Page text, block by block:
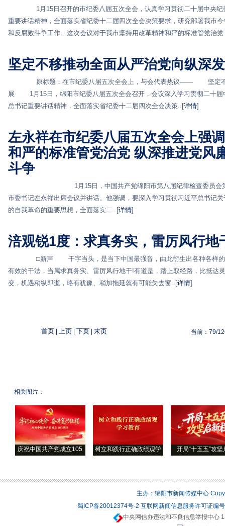
1月15日召开的市纪委八届五次全会，认真学习贯彻二十届中央纪
重要讲话精神，全面落实省纪委十二届四次全会决策要求，研究部署我市
和反腐败斗争工作。这次会议对于我市坚持用改革精神和严的标准管党治
坚定不移推动全面从严治党向纵深
原标题：在市纪委八届五次全会上，与会代表热议—— 坚定不移
展 1月15日，绵阳市纪委八届五次全会召开，会议深入学习贯彻二十届
总书记重要讲话精神，全面落实省纪委十二届四次全会决策..[详情]
左永祥在市纪委八届五次全会上强
和严的标准管党治党 纵深推进党风
斗争
1月15日，中国共产党绵阳市第八届纪律检查委员会第五
市委书记左永祥出席会议并讲话。他强调，要深入学习贯彻习近平总书记
的自我革命的重要思想，全面落实二..[详情]
涪观锐1度：求真务实，雷厉风行地
□新声 干字当头，是当下中国最强音，由此衍生出各种各样的“干
有效的干法，当属求真务实、雷厉风行地干!有道是，踏上取经路，比
变，机遇稍纵即逝，略有犹豫、稍加拖延就有可能失去窗..[详情]
首页 上页 下页 末页 当前：79/
相关图片：
庆祝中国共产党成立105 树立和践行正确政绩观学 开局“十五五”攻坚
主办：绵阳市新闻传媒中心
蜀ICP备20012374号-2 互联网新闻信息服务许可证编
中央网信办违法和不良信息举报中心